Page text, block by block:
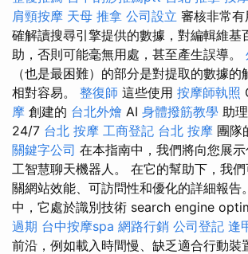
肩頸按摩 天母 推拿 公司設立 審核非常
確解讀搜尋引擎提供的數據，對編輯維基
助，否則可能毫無用處，甚至產生誤導。
（也是最困難）的部分是對提取的數據
相對容易。 整復師 這些使用 按摩師執照
摩 創建的 台北外燴 AI 身體撥筋教學 助
24/7 台北 按摩 工商登記 台北 按摩 團隊
關鍵字公司 在本指南中，我們將向您展
工智慧聊天機器人。 在它的幫助下，我
關網站效能、可訪問性和優化的詳細報告
中，它處於識別技術 search engine
過期 台中按摩spa 網路行銷 公司登記 逢
前沿，例如載入時間慢、缺乏適合行動裝